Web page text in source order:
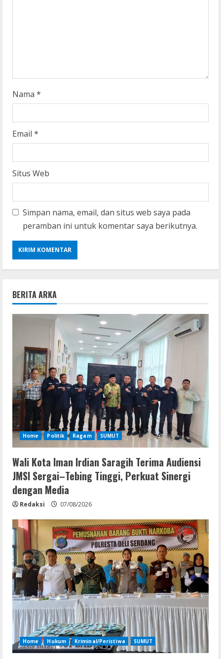
Nama *
Email *
Situs Web
Simpan nama, email, dan situs web saya pada
peramban ini untuk komentar saya berikutnya.
BERITA ARKA
Home Politik Ragam SUMUT
Wali Kota Iman Irdian Saragih Terima Audiensi
JMSI Sergai–Tebing Tinggi, Perkuat Sinergi
dengan Media
Redaksi 07/08/2026
Home Hukum Kriminal/Peristiwa SUMUT